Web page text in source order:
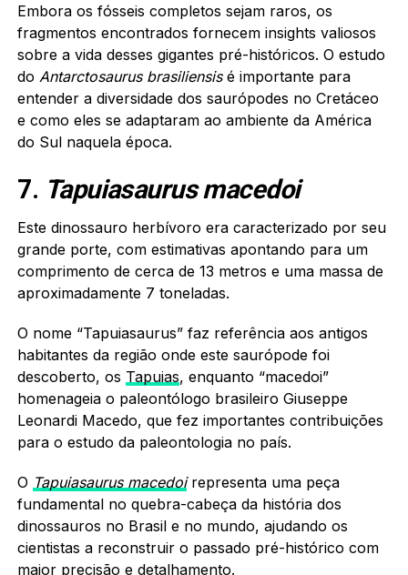
Embora os fósseis completos sejam raros, os
fragmentos encontrados fornecem insights valiosos
sobre a vida desses gigantes pré-históricos. O estudo
do Antarctosaurus brasiliensisé importante para
entender a diversidade dos saurópodes no Cretáceo
e como eles se adaptaram ao ambiente da América
do Sul naquela época.
7. Tapuiasaurus macedoi
Este dinossauro herbívoro era caracterizado por seu
grande porte, com estimativas apontando para um
comprimento de cerca de 13 metros e uma massa de
aproximadamente 7 toneladas.
O nome “Tapuiasaurus” faz referência aos antigos
habitantes da região onde este saurópode foi
descoberto, os Tapuias, enquanto “macedoi”
homenageia o paleontólogo brasileiro Giuseppe
Leonardi Macedo, que fez importantes contribuições
para o estudo da paleontologia no país.
O Tapuiasaurus macedoirepresenta uma peça
fundamental no quebra-cabeça da história dos
dinossauros no Brasil e no mundo, ajudando os
cientistas a reconstruir o passado pré-histórico com
maior precisão e detalhamento.